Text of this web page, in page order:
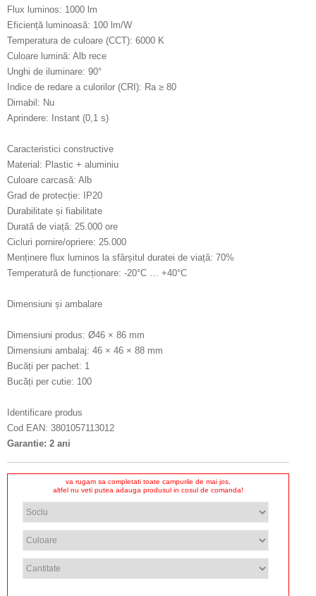
Flux luminos: 1000 lm
Eficiență luminoasă: 100 lm/W
Temperatura de culoare (CCT): 6000 K
Culoare lumină: Alb rece
Unghi de iluminare: 90°
Indice de redare a culorilor (CRI): Ra ≥ 80
Dimabil: Nu
Aprindere: Instant (0,1 s)
Caracteristici constructive
Material: Plastic + aluminiu
Culoare carcasă: Alb
Grad de protecție: IP20
Durabilitate și fiabilitate
Durată de viață: 25.000 ore
Cicluri pornire/opriere: 25.000
Menținere flux luminos la sfârșitul duratei de viață: 70%
Temperatură de funcționare: -20°C … +40°C
Dimensiuni și ambalare
Dimensiuni produs: Ø46 × 86 mm
Dimensiuni ambalaj: 46 × 46 × 88 mm
Bucăți per pachet: 1
Bucăți per cutie: 100
Identificare produs
Cod EAN: 3801057113012
Garantie: 2 ani
va rugam sa completati toate campurile de mai jos,
altfel nu veti putea adauga produsul in cosul de comanda!